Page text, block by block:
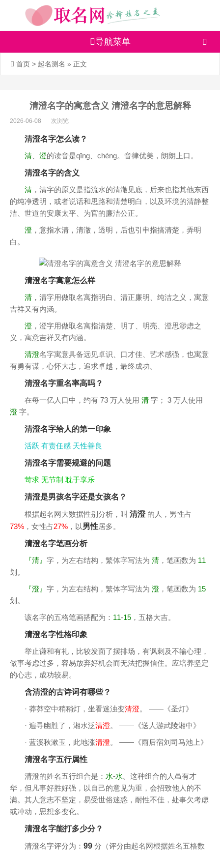
导航菜单
首页 > 起名测名 » 正文
清澄名字的寓意含义 清澄名字的意思解释
2026-06-08 次浏览
清澄名字怎么读？
清
澄的读音是qīng、chéng。音律优美，朗朗上口。
清澄名字的含义
清 ，清字的原义是指流水的清澈见底，后来也指其他东西
的纯净透明，或者说话和思路和清楚明白，以及环境的清静整
洁、世道的安康太平、为官的廉洁公正。
澄 ，意指水清，清澈，透明，后也引申指搞清楚，弄明
白。
清澄名字寓意怎么样
清 ，清字用做取名寓指明白、清正廉明、纯洁之义，寓意
吉祥又有内涵。
澄 ，澄字用做取名寓指清楚、明了、明亮、澄思渺虑之
义，寓意吉祥又有内涵。
清澄名字寓意具备远见卓识、口才佳、艺术感强，也寓意
有勇有谋，心怀大志，追求卓越，最终成功。
清澄名字重名率高吗？
在每一亿人口中，约有 73 万人使用 清 字； 3 万人使用
澄 字。
清澄名字给人的第一印象
活跃 有责任感 天性善良
清澄名字需要规避的问题
苛求 无节制 耽于享乐
清澄是男孩名字还是女孩名？
根据起名网大数据性别分析，叫 清澄的人，男性占
73% ，女性占27% ，以男性居多。
清澄名字笔画分析
『清』 字，为左右结构，繁体字写法为 清 ，笔画数为 11
划。
『澄』 字，为左右结构，繁体字写法为 澄 ，笔画数为 15
划。
该名字的五格笔画搭配为： 11-15 ，五格大吉。
清澄名字性格印象
举止谦和有礼，比较发面了摆排场，有讽刺及不输心理，
做事考虑过多，容易放弃好机会而无法把握信住。应培养坚定
的心志，成功较易。
含清澄的古诗词有哪些？
· 莽莽空中稍稍灯，坐看迷浊变清澄。 ——《圣灯》
· 遍寻幽胜了，湘水泛清澄。 ——《送人游武陵湘中》
· 蓝溪秋漱玉，此地涨清澄。 ——《雨后宿刘司马池上》
清澄名字五行属性
清澄的姓名五行组合是： 水-水。这种组合的人虽有才
华，但凡事好胜好强，以自己的意见为重，会招致他人的不
满。其人意志不坚定，易受世俗迷惑，耐性不佳，处事欠考虑
或冲动，思想多变化。
清澄名字能打多少分？
清澄名字评分为： 99 分（评分由起名网根据姓名五格数